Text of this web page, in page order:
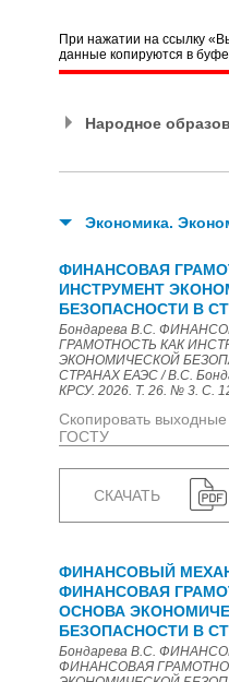
При нажатии на ссылку
данные копируются в
Народное
Экономика.
ФИНАНСОВАЯ
ИНСТРУМЕНТ
БЕЗОПАСНОСТИ В
Бондарева В.С.
ГРАМОТНОСТЬ КАК
ЭКОНОМИЧЕСКОЙ
СТРАНАХ ЕАЭС / В.С.
КРСУ. 2026. Т. 26. № 3. С.
Скопировать
ГОСТУ
СКАЧАТЬ
ФИНАНСОВЫЙ
ФИНАНСОВАЯ
ОСНОВА
БЕЗОПАСНОСТИ В
Бондарева В.С.
ФИНАНСОВАЯ